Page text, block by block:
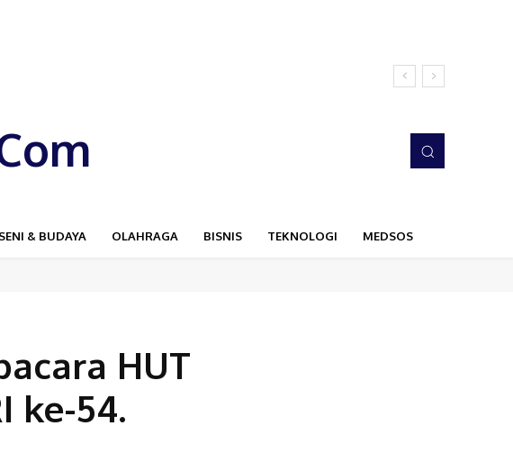
2026-2031
SENI & BUDAYA OLAHRAGA BISNIS TEKNOLOGI MEDSOS
HUT
ke-54.